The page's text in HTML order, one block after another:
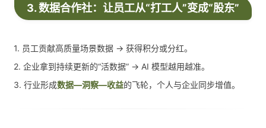
3. 数据合作社：让员工从“打工人”变成“股东”
1. 员工贡献高质量场景数据 → 获得积分或分红。
2. 企业拿到持续更新的“活数据” → AI 模型越用越准。
3. 行业形成数据—洞察—收益的飞轮，个人与企业同步增值。